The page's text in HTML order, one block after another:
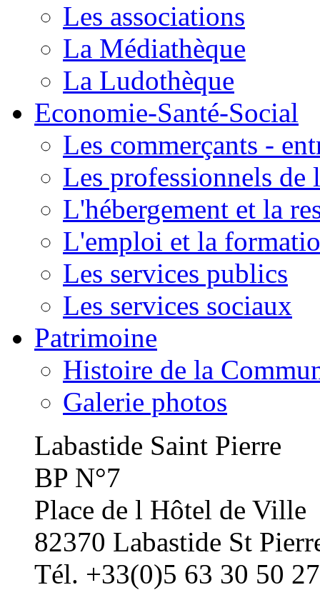
Les associations
La Médiathèque
La Ludothèque
Economie-Santé-Social
Les commerçants -
Les professionnels de
L'hébergement et la
L'emploi et la
Les services publics
Les services sociaux
Patrimoine
Histoire de la
Galerie photos
Labastide Saint Pierre
BP N°7
Place de l Hôtel de Ville
82370 Labastide St
Tél. +33(0)5 63 30 50 27